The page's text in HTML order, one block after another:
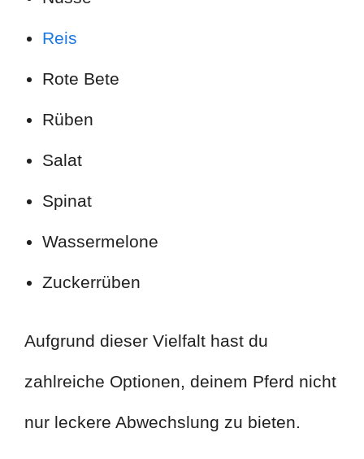
Reis
Rote Bete
Rüben
Salat
Spinat
Wassermelone
Zuckerrüben
Aufgrund dieser Vielfalt hast du
zahlreiche Optionen, deinem Pferd nicht
nur leckere Abwechslung zu bieten.